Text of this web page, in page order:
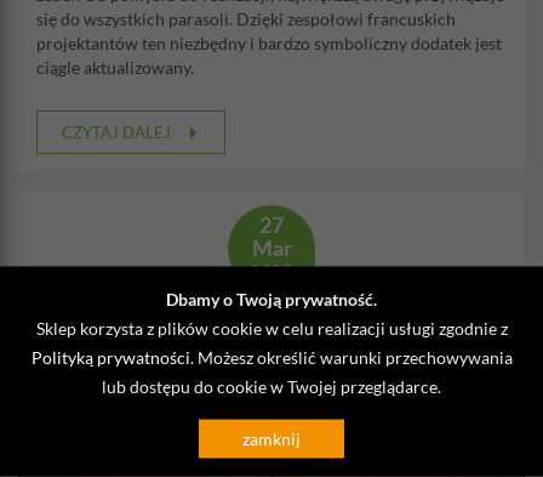
Dbamy o Twoją prywatność.
Sklep korzysta z plików cookie w celu realizacji usługi zgodnie z
Polityką prywatności. Możesz określić warunki przechowywania
lub dostępu do cookie w Twojej przeglądarce.
zamknij
się do wszystkich parasoli. Dzięki zespołowi francuskich
projektantów ten niezbędny i bardzo symboliczny dodatek jest
ciągle aktualizowany.
CZYTAJ DALEJ
27
Mar
2020
Designerski żyrandol, którym stworzysz
efektowne wnętrze
Komentarze (0)